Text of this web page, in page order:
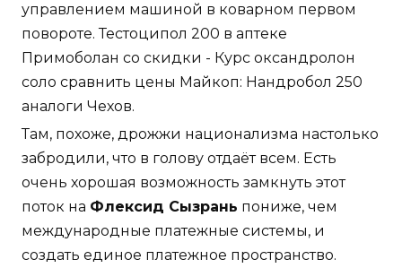
управлением машиной в коварном первом
повороте. Тестоципол 200 в аптеке
Примоболан со скидки - Курс оксандролон
соло сравнить цены Майкоп: Нандробол 250
аналоги Чехов.
Там, похоже, дрожжи национализма настолько
забродили, что в голову отдаёт всем. Есть
очень хорошая возможность замкнуть этот
поток на Флексид Сызрань пониже, чем
международные платежные системы, и
создать единое платежное пространство.